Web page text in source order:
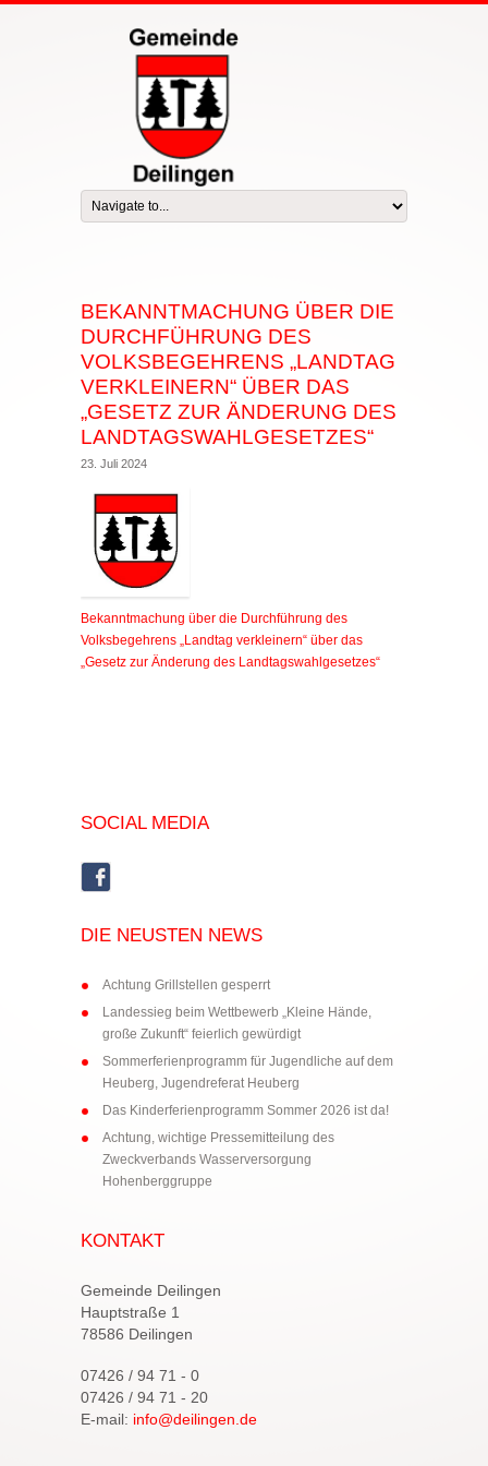
BEKANNTMACHUNG ÜBER DIE
DURCHFÜHRUNG DES
VOLKSBEGEHRENS „LANDTAG
VERKLEINERN“ ÜBER DAS
„GESETZ ZUR ÄNDERUNG DES
LANDTAGSWAHLGESETZES“
23. Juli 2024
Bekanntmachung über die Durchführung des
Volksbegehrens „Landtag verkleinern“ über das
„Gesetz zur Änderung des Landtagswahlgesetzes“
SOCIAL MEDIA
DIE NEUSTEN NEWS
Achtung Grillstellen gesperrt
Landessieg beim Wettbewerb „Kleine Hände,
große Zukunft“ feierlich gewürdigt
Sommerferienprogramm für Jugendliche auf dem
Heuberg, Jugendreferat Heuberg
Das Kinderferienprogramm Sommer 2026 ist da!
Achtung, wichtige Pressemitteilung des
Zweckverbands Wasserversorgung
Hohenberggruppe
KONTAKT
Gemeinde Deilingen
Hauptstraße 1
78586 Deilingen
07426 / 94 71 - 0
07426 / 94 71 - 20
E-mail: info@deilingen.de